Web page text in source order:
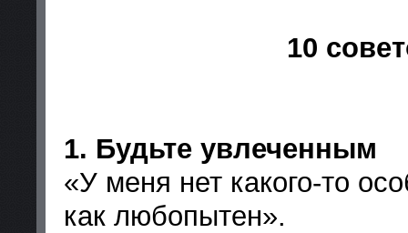
10
1. Будьте увлеченным
«У меня нет какого-то
как любопытен».